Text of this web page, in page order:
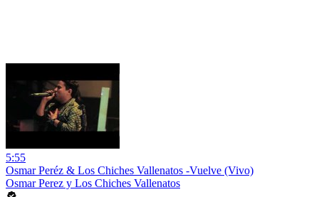
5:55
Osmar Peréz & Los Chiches Vallenatos -Vuelve (Vivo)
Osmar Perez y Los Chiches Vallenatos